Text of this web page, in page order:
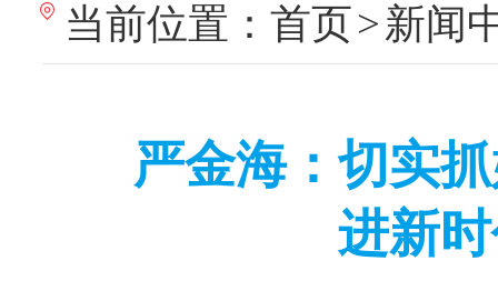
当前位置： 首页>新闻
严金海：切实
进新